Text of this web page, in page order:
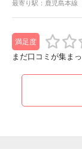
最寄り駅：鹿児島本線
満足度
まだ口コミが集ま